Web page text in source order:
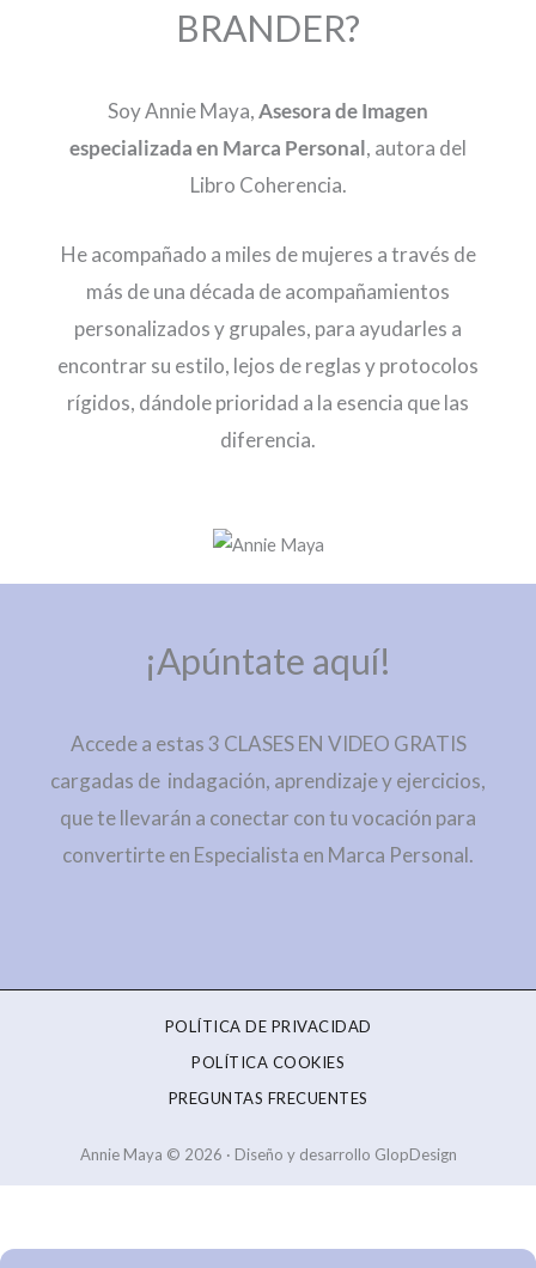
BRANDER?
Soy Annie Maya,Asesora de Imagen
especializada en Marca Personal, autora del
Libro Coherencia.
He acompañado a miles de mujeres a través de
más de una década de acompañamientos
personalizados y grupales, para ayudarles a
encontrar su estilo, lejos de reglas y protocolos
rígidos, dándole prioridad a la esencia que las
diferencia.
¡Apúntate aquí!
Accede a estas 3 CLASES EN VIDEO GRATIS
cargadas de indagación, aprendizaje y ejercicios,
que te llevarán a conectar con tu vocación para
convertirte en Especialista en Marca Personal.
POLÍTICA DE PRIVACIDAD
POLÍTICA COOKIES
PREGUNTAS FRECUENTES
Annie Maya © 2026 · Diseño y desarrollo GlopDesign